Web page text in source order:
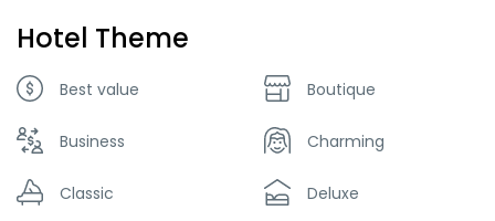
Hotel Theme
Best value Boutique
Business Charming
Classic Deluxe